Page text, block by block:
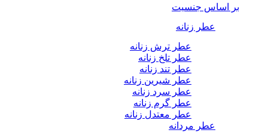
بر اساس جنسیت
عطر زنانه
عطر ترش زنانه
عطر تلخ زنانه
عطر تند زنانه
عطر شیرین زنانه
عطر سرد زنانه
عطر گرم زنانه
عطر معتدل زنانه
عطر مردانه